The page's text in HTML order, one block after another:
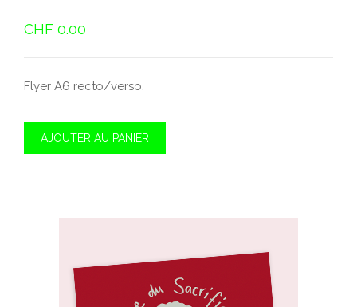
CHF 0.00
Flyer A6 recto/verso.
AJOUTER AU PANIER